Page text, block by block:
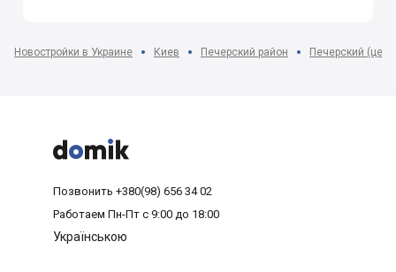
Новостройки в Украине Киев Печерский район Печерский



Позвонить +380(98) 656 34 02
Работаем Пн-Пт с 9:00 до 18:00
Українською